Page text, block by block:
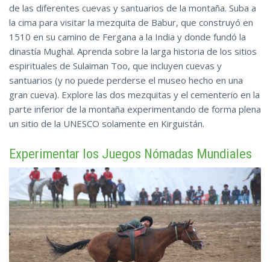
de las diferentes cuevas y santuarios de la montaña. Suba a
la cima para visitar la mezquita de Babur, que construyó en
1510 en su camino de Fergana a la India y donde fundó la
dinastía Mughal. Aprenda sobre la larga historia de los sitios
espirituales de Sulaiman Too, que incluyen cuevas y
santuarios (y no puede perderse el museo hecho en una
gran cueva). Explore las dos mezquitas y el cementerio en la
parte inferior de la montaña experimentando de forma plena
un sitio de la UNESCO solamente en Kirguistán.
Experimentar los Juegos Nómadas Mundiales